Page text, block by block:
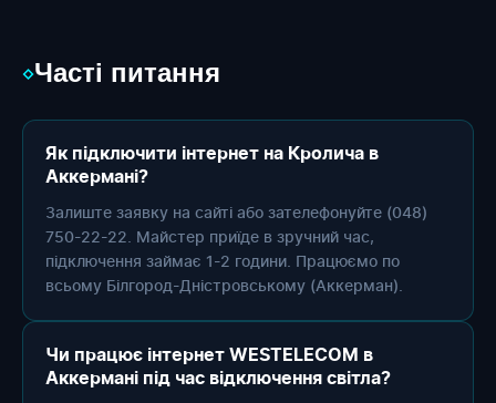
◇Часті питання
Як підключити інтернет на Кролича в
Аккермані?
Залиште заявку на сайті або зателефонуйте (048)
750-22-22. Майстер приїде в зручний час,
підключення займає 1-2 години. Працюємо по
всьому Білгород-Дністровському (Аккерман).
Чи працює інтернет WESTELECOM в
Аккермані під час відключення світла?